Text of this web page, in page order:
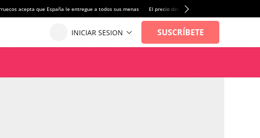
acepta que España le entregue a todos sus menas El precio del alquiler de vivienda baja por